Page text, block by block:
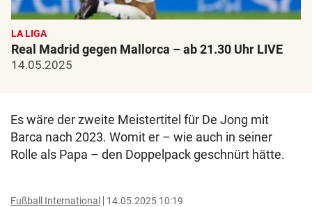
LA LIGA
Real Madrid gegen Mallorca – ab 21.30 Uhr LIVE
14.05.2025
Es wäre der zweite Meistertitel für De Jong mit
Barca nach 2023. Womit er – wie auch in seiner
Rolle als Papa – den Doppelpack geschnürt hätte.
Fußball International 14.05.2025 10:19